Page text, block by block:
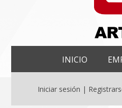
INICIO
Iniciar sesión |